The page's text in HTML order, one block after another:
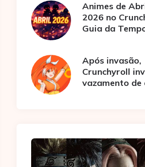
Animes de
2026 no
Guia da
Após invasão,
Crunchyroll
vazamento de